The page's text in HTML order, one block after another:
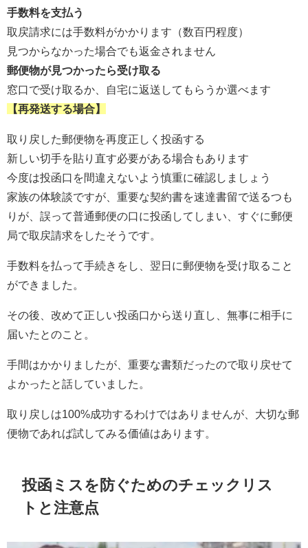
手数料を支払う
取戻請求には手数料がかかります（数百円程度）
見つからなかった場合でも返金されません
郵便物が見つかったら受け取る
窓口で受け取るか、自宅に返送してもらうか選べます
【再発送する場合】
取り戻した郵便物を再度正しく投函する
新しい切手を貼り直す必要がある場合もあります
今度は投函口を間違えないよう慎重に確認しましょう
家族の体験談ですが、重要な契約書を速達書留で送るつも
りが、誤って普通郵便の口に投函してしまい、すぐに郵便
局で取戻請求をしたそうです。
手数料を払って手続きをし、翌日に郵便物を受け取ること
ができました。
その後、改めて正しい投函口から送り直し、無事に相手に
届いたとのこと。
手間はかかりましたが、重要な書類だったので取り戻せて
よかったと話していました。
取り戻しは100%成功するわけではありませんが、大切な郵
便物であれば試してみる価値はあります。
投函ミスを防ぐためのチェックリス
トと注意点